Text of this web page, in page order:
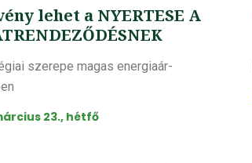
lehet a NYERTESE A
szerepe magas energiaár-
23., hétfő